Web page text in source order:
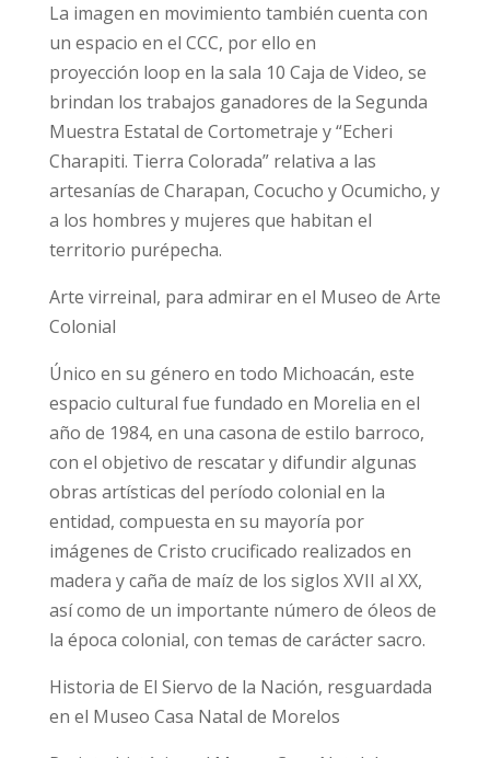
La imagen en movimiento también cuenta con
un espacio en el CCC, por ello en
proyección loop en la sala 10 Caja de Video, se
brindan los trabajos ganadores de la Segunda
Muestra Estatal de Cortometraje y “Echeri
Charapiti. Tierra Colorada” relativa a las
artesanías de Charapan, Cocucho y Ocumicho, y
a los hombres y mujeres que habitan el
territorio purépecha.
Arte virreinal, para admirar en el Museo de Arte
Colonial
Único en su género en todo Michoacán, este
espacio cultural fue fundado en Morelia en el
año de 1984, en una casona de estilo barroco,
con el objetivo de rescatar y difundir algunas
obras artísticas del período colonial en la
entidad, compuesta en su mayoría por
imágenes de Cristo crucificado realizados en
madera y caña de maíz de los siglos XVII al XX,
así como de un importante número de óleos de
la época colonial, con temas de carácter sacro.
Historia de El Siervo de la Nación, resguardada
en el Museo Casa Natal de Morelos